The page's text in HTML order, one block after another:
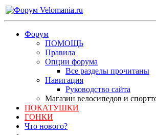
Форум
ПОМОЩЬ
Правила
Опции форума
Все разделы прочитаны
Навигация
Руководство сайта
Магазин велосипедов и
ПОКАТУШКИ
ГОНКИ
Что нового?